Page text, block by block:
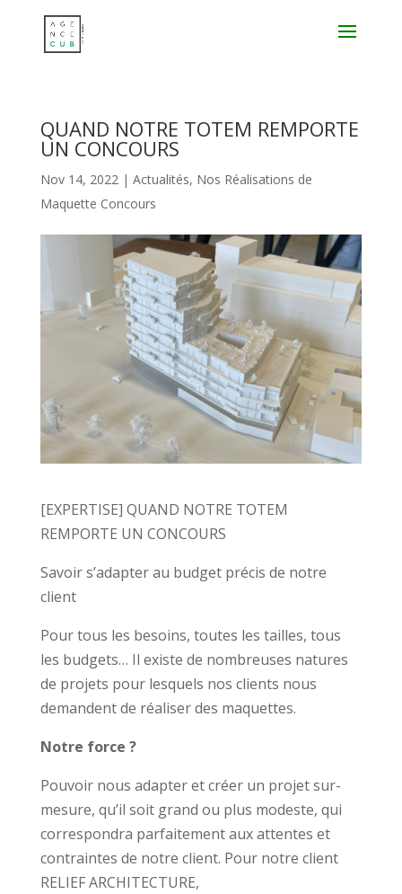
QUAND NOTRE TOTEM REMPORTE
UN CONCOURS
Nov 14, 2022| Actualités, Nos Réalisations de
Maquette Concours
[EXPERTISE] QUAND NOTRE TOTEM
REMPORTE UN CONCOURS
Savoir s’adapter au budget précis de notre
client
Pour tous les besoins, toutes les tailles, tous
les budgets… Il existe de nombreuses natures
de projets pour lesquels nos clients nous
demandent de réaliser des maquettes.
Notre force ?
Pouvoir nous adapter et créer un projet sur-
mesure, qu’il soit grand ou plus modeste, qui
correspondra parfaitement aux attentes et
contraintes de notre client. Pour notre client
RELIEF ARCHITECTURE,